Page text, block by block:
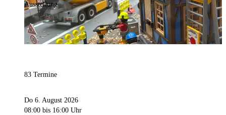
Ausstellung
83 Termine
Do 6. August 2026
08:00 bis 16:00 Uhr